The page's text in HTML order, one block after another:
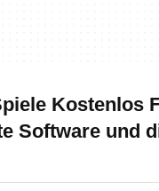
Kostenlos
Software und